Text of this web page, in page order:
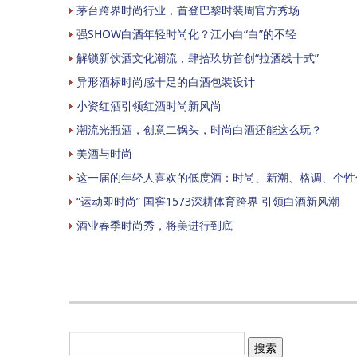
茅台跨界时尚行业，首登巴黎时装周官方秀场
强SHOW白酒年轻时尚化？江小白“白”的不轻
解锁新饮酒文化潮流，肆拾玖坊首创“拉酒线十式”
异形酒标时尚感十足的白酒包装设计
小资红酒引领红酒时尚新风尚
潮流光瓶酒，创意二锅头，时尚白酒还能这么玩？
美酒与时尚
这一届的年轻人喜欢的低度酒：时尚、新潮、格调、个
“运动即时尚” 国窖1573深耕体育跨界 引领白酒新风潮
酒业春季时尚秀，将美进行到底